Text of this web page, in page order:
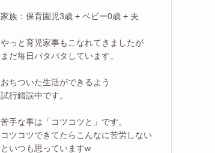
家族：保育園児3歳 + ベビー0歳 + 夫
やっと育児家事もこなれてきましたが
まだ毎日バタバタしています。
おちついた生活ができるよう
試行錯誤中です。
苦手な事は「コツコツと」です。
コツコツできてたらこんなに苦労しない
といつも思っていますw